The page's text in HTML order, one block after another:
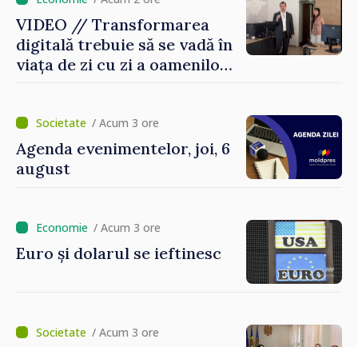
VIDEO // Transformarea
digitală trebuie să se vadă în
viața de zi cu zi a oamenilor
premierul Vasile Tofan, în
vizită la AGE
/ Acum 3 ore
Agenda evenimentelor, joi, 6
august
/ Acum 3 ore
Euro și dolarul se ieftinesc
/ Acum 3 ore